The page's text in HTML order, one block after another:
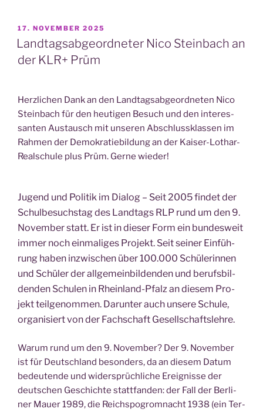
VERÖFFENTLICHT
AM
17. NOVEMBER 2025
Landtagsabgeordneter Nico Steinbach an
der KLR+ Prüm
Herz­li­chen Dank an den Land­tags­ab­ge­ord­ne­ten Nico
Stein­bach für den heu­ti­gen Besuch und den inter­es­
san­ten Aus­tausch mit unse­ren Abschluss­klas­sen im
Rah­men der Demo­kra­tie­bil­dung an der Kai­ser-Lothar-
Real­schu­le plus Prüm. Ger­ne wieder!
Jugend und Poli­tik im Dia­log – Seit 2005 fin­det der
Schul­be­suchs­tag des Land­tags RLP rund um den 9.
Novem­ber statt. Er ist in die­ser Form ein bun­des­weit
immer noch ein­ma­li­ges Pro­jekt. Seit sei­ner Ein­füh­
rung haben inzwi­schen über 100.000 Schü­le­rin­nen
und Schü­ler der all­ge­mein­bil­den­den und berufs­bil­
den­den Schu­len in Rhein­land-Pfalz an die­sem Pro­
jekt teil­ge­nom­men. Dar­un­ter auch unse­re Schu­le,
orga­ni­siert von der Fach­schaft Gesellschaftslehre.
War­um rund um den 9. Novem­ber? Der 9. Novem­ber
ist für Deutsch­land beson­ders, da an die­sem Datum
bedeu­ten­de und wider­sprüch­li­che Ereig­nis­se der
deut­schen Geschich­te statt­fan­den: der Fall der Ber­li­
ner Mau­er 1989, die Reichs­po­grom­nacht 1938 (ein Ter­